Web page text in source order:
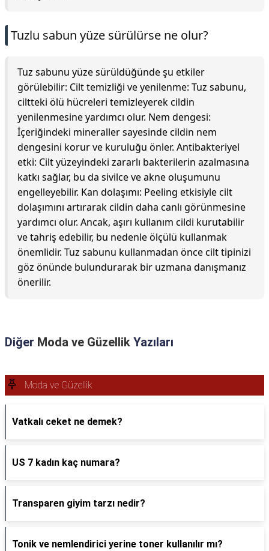
Tuzlu sabun yüze sürülürse ne olur?
Tuz sabunu yüze sürüldüğünde şu etkiler
görülebilir: Cilt temizliği ve yenilenme: Tuz sabunu,
ciltteki ölü hücreleri temizleyerek cildin
yenilenmesine yardımcı olur. Nem dengesi:
İçeriğindeki mineraller sayesinde cildin nem
dengesini korur ve kuruluğu önler. Antibakteriyel
etki: Cilt yüzeyindeki zararlı bakterilerin azalmasına
katkı sağlar, bu da sivilce ve akne oluşumunu
engelleyebilir. Kan dolaşımı: Peeling etkisiyle cilt
dolaşımını artırarak cildin daha canlı görünmesine
yardımcı olur. Ancak, aşırı kullanım cildi kurutabilir
ve tahriş edebilir, bu nedenle ölçülü kullanmak
önemlidir. Tuz sabunu kullanmadan önce cilt tipinizi
göz önünde bulundurarak bir uzmana danışmanız
önerilir.
Diğer Moda ve Güzellik Yazıları
Moda ve Güzellik
Vatkalı ceket ne demek?
US 7 kadın kaç numara?
Transparen giyim tarzı nedir?
Tonik ve nemlendirici yerine toner kullanılır mı?